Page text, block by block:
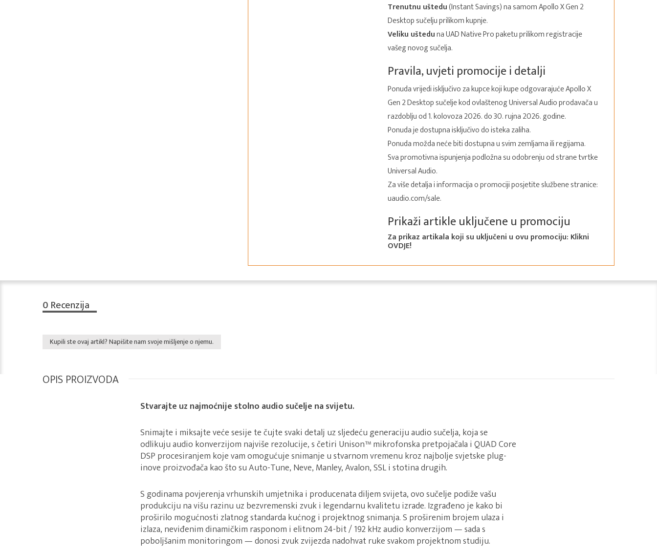
Trenutnu uštedu(Instant Savings) na samom Apollo X Gen 2
Desktop sučelju prilikom kupnje.
Veliku ušteduna UAD Native Pro paketu prilikom registracije
vašeg novog sučelja.
Pravila, uvjeti promocije i detalji
Ponuda vrijedi isključivo za kupce koji kupe odgovarajuće Apollo X
Gen 2 Desktop sučelje kod ovlaštenog Universal Audio prodavača u
razdoblju od 1. kolovoza 2026. do 30. rujna 2026. godine.
Ponuda je dostupna isključivo do isteka zaliha.
Ponuda možda neće biti dostupna u svim zemljama ili regijama.
Sva promotivna ispunjenja podložna su odobrenju od strane tvrtke
Universal Audio.
Za više detalja i informacija o promociji posjetite službene stranice:
uaudio.com/sale.
Prikaži artikle uključene u promociju
Za prikaz artikala koji su uključeni u ovu promociju: Klikni
OVDJE!
0 Recenzija
Kupili ste ovaj artikl? Napišite nam svoje mišljenje o njemu.
OPIS PROIZVODA
Stvarajte uz najmoćnije stolno audio sučelje na svijetu.
Snimajte i miksajte veće sesije te čujte svaki detalj uz sljedeću generaciju audio sučelja, koja se
odlikuju audio konverzijom najviše rezolucije, s četiri Unison™ mikrofonska pretpojačala i QUAD Core
DSP procesiranjem koje vam omogućuje snimanje u stvarnom vremenu kroz najbolje svjetske plug-
inove proizvođača kao što su Auto-Tune, Neve, Manley, Avalon, SSL i stotina drugih.
S godinama povjerenja vrhunskih umjetnika i producenata diljem svijeta, ovo sučelje podiže vašu
produkciju na višu razinu uz bezvremenski zvuk i legendarnu kvalitetu izrade. Izgrađeno je kako bi
proširilo mogućnosti zlatnog standarda kućnog i projektnog snimanja. S proširenim brojem ulaza i
izlaza, neviđenim dinamičkim rasponom i elitnom 24-bit / 192 kHz audio konverzijom — sada s
poboljšanim monitoringom — donosi zvuk zvijezda nadohvat ruke svakom projektnom studiju.